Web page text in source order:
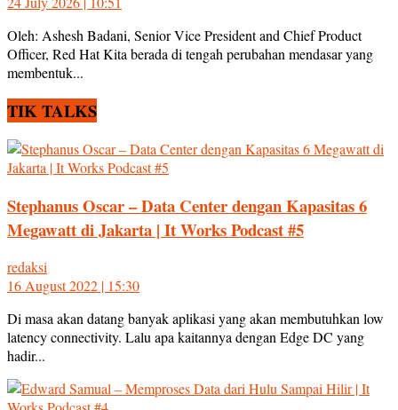
Oleh: Ashesh Badani, Senior Vice President and Chief Product
Officer, Red Hat Kita berada di tengah perubahan mendasar yang
membentuk...
TIK TALKS
Stephanus Oscar – Data Center dengan Kapasitas 6
Megawatt di Jakarta | It Works Podcast #5
redaksi
16 August 2022 | 15:30
Di masa akan datang banyak aplikasi yang akan membutuhkan low
latency connectivity. Lalu apa kaitannya dengan Edge DC yang
hadir...